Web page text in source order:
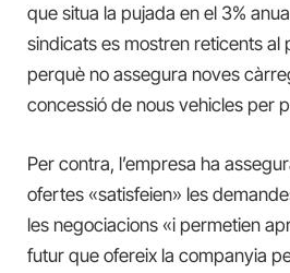
que situa la pujada en el 3%
sindicats es mostren reticents al
perquè no assegura noves
concessió de nous vehicles per
Per contra, l’empresa ha
ofertes «satisfeien» les
les negociacions «i permetien
futur que ofereix la companyia